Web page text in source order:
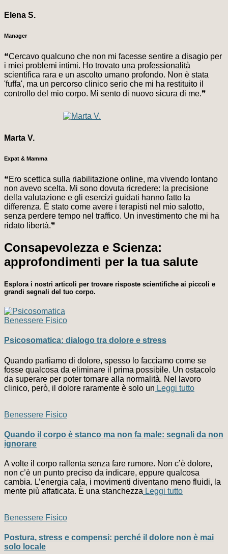
Elena S.
Manager
❝Cercavo qualcuno che non mi facesse sentire a disagio per
i miei problemi intimi. Ho trovato una professionalità
scientifica rara e un ascolto umano profondo. Non è stata
'fuffa', ma un percorso clinico serio che mi ha restituito il
controllo del mio corpo. Mi sento di nuovo sicura di me.❞
Marta V.
Expat & Mamma
❝Ero scettica sulla riabilitazione online, ma vivendo lontano
non avevo scelta. Mi sono dovuta ricredere: la precisione
della valutazione e gli esercizi guidati hanno fatto la
differenza. È stato come avere i terapisti nel mio salotto,
senza perdere tempo nel traffico. Un investimento che mi ha
ridato libertà.❞
Consapevolezza e Scienza:
approfondimenti per la tua salute
Esplora i nostri articoli per trovare risposte scientifiche ai piccoli e
grandi segnali del tuo corpo.
Benessere Fisico
Psicosomatica: dialogo tra dolore e stress
Quando parliamo di dolore, spesso lo facciamo come se
fosse qualcosa da eliminare il prima possibile. Un ostacolo
da superare per poter tornare alla normalità. Nel lavoro
clinico, però, il dolore raramente è solo un Leggi tutto
Benessere Fisico
Quando il corpo è stanco ma non fa male: segnali da non
ignorare
A volte il corpo rallenta senza fare rumore. Non c’è dolore,
non c’è un punto preciso da indicare, eppure qualcosa
cambia. L’energia cala, i movimenti diventano meno fluidi, la
mente più affaticata. È una stanchezza Leggi tutto
Benessere Fisico
Postura, stress e compensi: perché il dolore non è mai
solo locale